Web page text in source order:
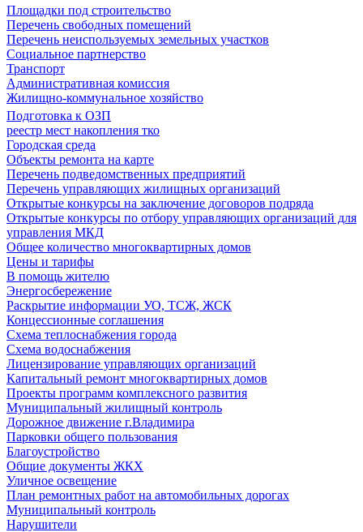
Площадки под строительство
Перечень свободных помещений
Перечень неиспользуемых земельных участков
Социальное партнерство
Транспорт
Административная комиссия
Жилищно-коммунальное хозяйство
Подготовка к ОЗП
реестр мест накопления тко
Городская среда
Объекты ремонта на карте
Перечень подведомственных предприятий
Перечень управляющих жилищных организаций
Открытые конкурсы на заключение договоров подряда
Открытые конкурсы по отбору управляющих организаций для
управления МКД
Общее количество многоквартирных домов
Цены и тарифы
В помощь жителю
Энергосбережение
Раскрытие информации УО, ТСЖ, ЖСК
Концессионные соглашения
Схема теплоснабжения города
Схема водоснабжения
Лицензирование управляющих организаций
Капитальный ремонт многоквартирных домов
Проекты программ комплексного развития
Муниципальный жилищный контроль
Дорожное движение г.Владимира
Парковки общего пользования
Благоустройство
Общие документы ЖКХ
Уличное освещение
План ремонтных работ на автомобильных дорогах
Муниципальный контроль
Нарушители